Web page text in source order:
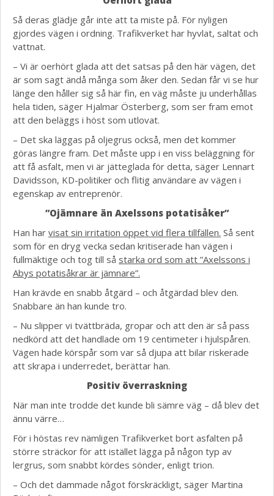
Så deras glädje går inte att ta miste på. För nyligen
gjordes vägen i ordning. Trafikverket har hyvlat, saltat och
vattnat.
– Vi är oerhört glada att det satsas på den här vägen, det
är som sagt ändå många som åker den. Sedan får vi se hur
länge den håller sig så här fin, en väg måste ju underhållas
hela tiden, säger Hjalmar Österberg, som ser fram emot
att den beläggs i höst som utlovat.
– Det ska läggas på oljegrus också, men det kommer
göras längre fram. Det måste upp i en viss beläggning för
att få asfalt, men vi är jätteglada för detta, säger Lennart
Davidsson, KD-politiker och flitig användare av vägen i
egenskap av entreprenör.
”Ojämnare än Axelssons potatisåker”
Han har visat sin irritation öppet vid flera tillfällen. Så sent
som för en dryg vecka sedan kritiserade han vägen i
fullmäktige och tog till så starka ord som att ”Axelssons i
Abys potatisåkrar är jämnare”.
Han krävde en snabb åtgärd – och åtgärdad blev den.
Snabbare än han kunde tro.
– Nu slipper vi tvättbräda, gropar och att den är så pass
nedkörd att det handlade om 19 centimeter i hjulspåren.
Vägen hade körspår som var så djupa att bilar riskerade
att skrapa i underredet, berättar han.
Positiv överraskning
När man inte trodde det kunde bli sämre väg – då blev det
ännu värre…
För i höstas rev nämligen Trafikverket bort asfalten på
större sträckor för att istället lägga på någon typ av
lergrus, som snabbt kördes sönder, enligt trion.
– Och det dammade något förskräckligt, säger Martina